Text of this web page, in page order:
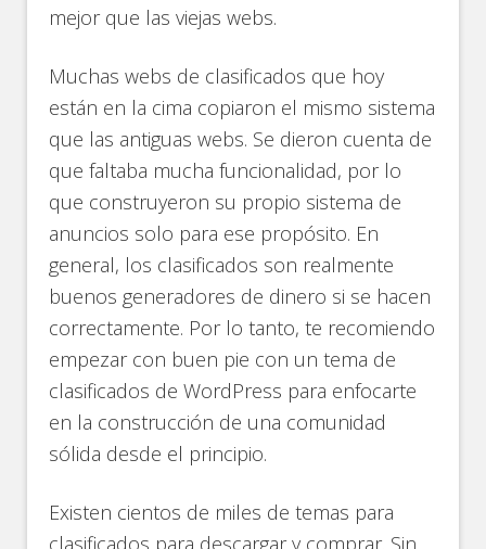
mejor que las viejas webs.
Muchas webs de clasificados que hoy
están en la cima copiaron el mismo sistema
que las antiguas webs. Se dieron cuenta de
que faltaba mucha funcionalidad, por lo
que construyeron su propio sistema de
anuncios solo para ese propósito. En
general, los clasificados son realmente
buenos generadores de dinero si se hacen
correctamente. Por lo tanto, te recomiendo
empezar con buen pie con un tema de
clasificados de WordPress para enfocarte
en la construcción de una comunidad
sólida desde el principio.
Existen cientos de miles de temas para
clasificados para descargar y comprar. Sin